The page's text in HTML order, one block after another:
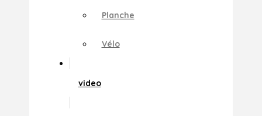
Planche
Vélo
video